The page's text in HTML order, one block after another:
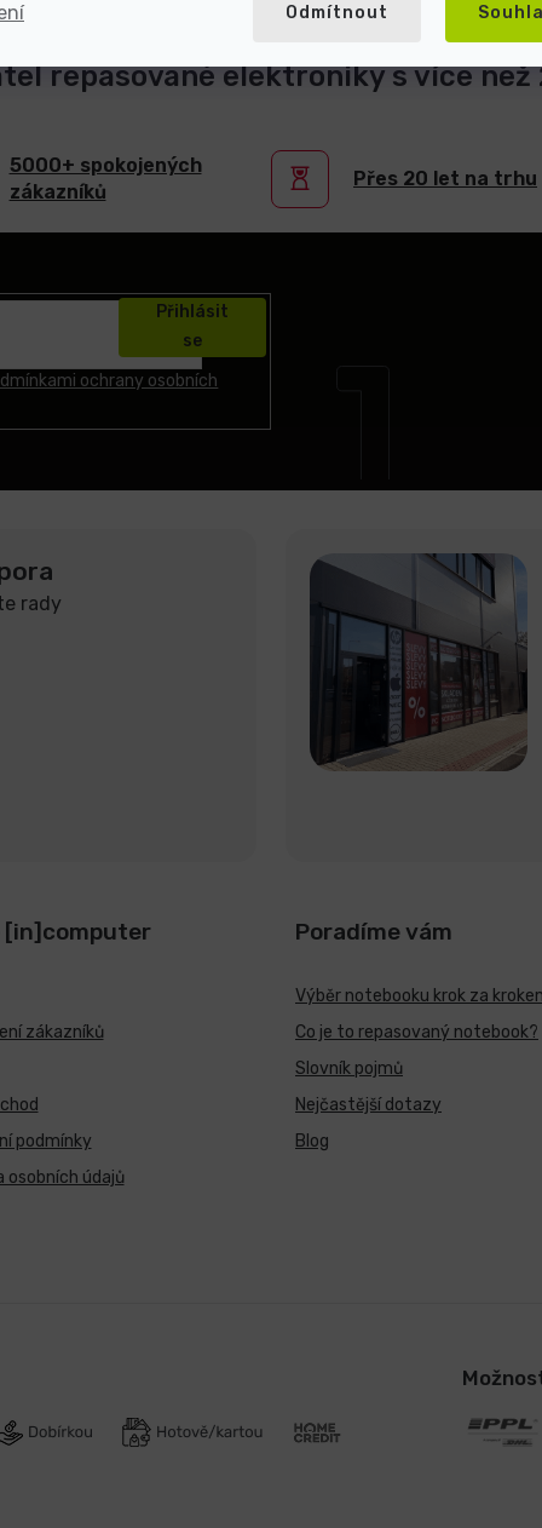
Odmítnout
repasované elektroniky s více
5000+ spokojených
zákazníků
Přes 20 let na trhu
ochrany osobních
Přihlásit
se
rady
[in]computer
zákazníků
podmínky
osobních údajů
Poradíme vám
Výběr notebooku krok za
Co je to repasovaný notebook?
Slovník pojmů
Nejčastější dotazy
Blog